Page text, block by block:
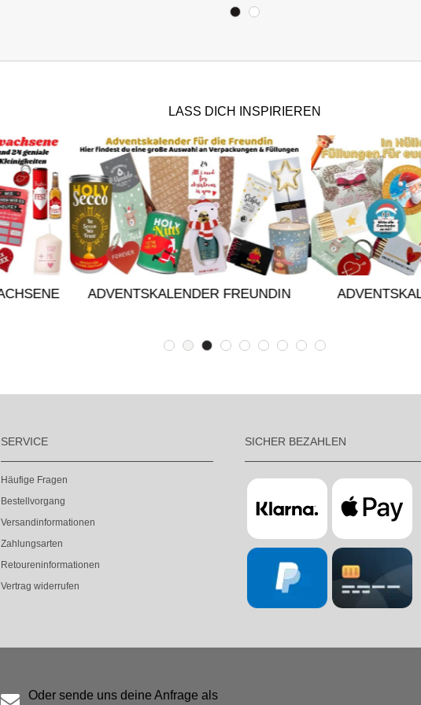
LASS DICH INSPIRIEREN
ADVENTSKALENDER FREUNDIN
SERVICE
Häufige Fragen
Bestellvorgang
Versandinformationen
Zahlungsarten
Retoureninformationen
Vertrag widerrufen
SICHER BEZAHLEN
Oder sende uns deine Anfrage als